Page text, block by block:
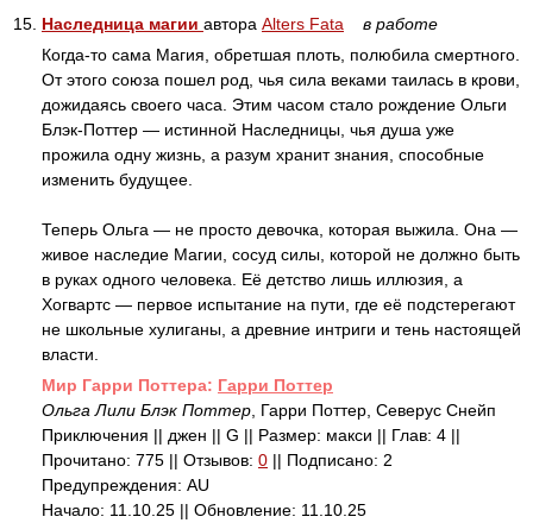
15. Наследница магии автора Alters Fata
в работе
Когда-то сама Магия, обретшая плоть, полюбила смертного.
От этого союза пошел род, чья сила веками таилась в крови,
дожидаясь своего часа. Этим часом стало рождение Ольги
Блэк-Поттер — истинной Наследницы, чья душа уже
прожила одну жизнь, а разум хранит знания, способные
изменить будущее.
Теперь Ольга — не просто девочка, которая выжила. Она —
живое наследие Магии, сосуд силы, которой не должно быть
в руках одного человека. Её детство лишь иллюзия, а
Хогвартс — первое испытание на пути, где её подстерегают
не школьные хулиганы, а древние интриги и тень настоящей
власти.
Mир Гарри Поттера: Гарри Поттер
Ольга Лили Блэк Поттер , Гарри Поттер, Северус Снейп
Приключения || джен || G || Размер: макси || Глав: 4 ||
Прочитано: 775 || Отзывов: 0 || Подписано: 2
Предупреждения: AU
Начало: 11.10.25 || Обновление: 11.10.25